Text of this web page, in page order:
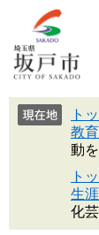
ト
教育
動
ト
生
化